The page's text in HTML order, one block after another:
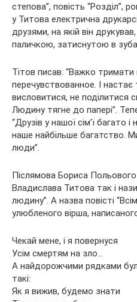
степова”, повість “Розділ”,
у Титова електрична
друзями, на якій він
паличкою, затиснутою в
Тітов писав: “Важко тримати
перечувствованное. І
висловитися, не поділитися
Людину тягне до папері”.
“Друзів у нашої сім’ї багато
наше найбільше багатство.
люди”.
Післямова Бориса Польового
Владислава Титова так і
людину”. А назва повісті
улюбленого вірша,
Чекай мене, і я повернуся
Усім смертям на зло…
А найдорожчими рядками
такі:
Як я вижив, будемо знати